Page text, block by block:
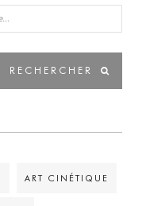
ART CINÉTIQUE